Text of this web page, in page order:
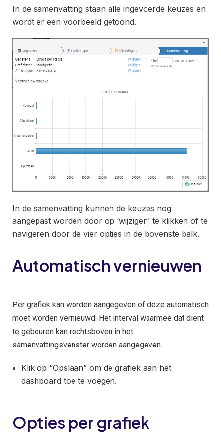
In de samenvatting staan alle ingevoerde keuzes en
wordt er een voorbeeld getoond.
In de samenvatting kunnen de keuzes nog
aangepast worden door op ‘wijzigen’ te klikken of te
navigeren door de vier opties in de bovenste balk.
Automatisch vernieuwen
Per grafiek kan worden aangegeven of deze automatisch
moet worden vernieuwd. Het interval waarmee dat dient
te gebeuren kan rechtsboven in het
samenvattingsvenster worden aangegeven.
Klik op “Opslaan” om de grafiek aan het
dashboard toe te voegen.
Opties per grafiek